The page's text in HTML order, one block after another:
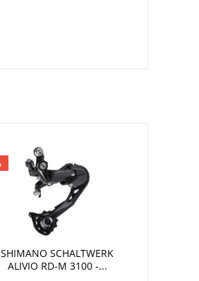
SHIMANO SCHALTWERK
ALIVIO RD-M 3100 -...